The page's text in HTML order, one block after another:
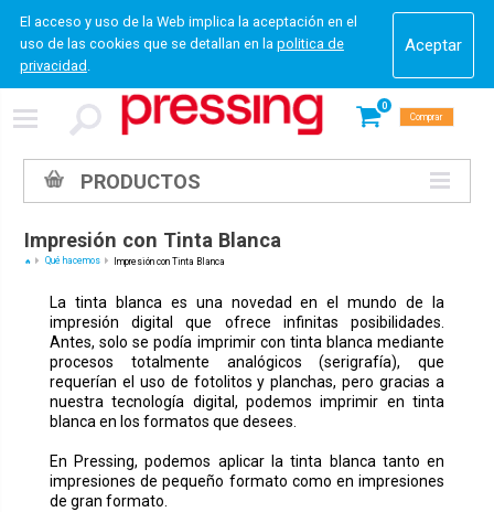
El acceso y uso de la Web implica la aceptación en el
uso de las cookies que se detallan en la politica de
privacidad .
0
Comprar
PRODUCTOS
Impresión con Tinta Blanca
Qué hacemos Impresión con Tinta Blanca
La tinta blanca es una novedad en el mundo de la
impresión digital que ofrece infinitas posibilidades.
Antes, solo se podía imprimir con tinta blanca mediante
procesos totalmente analógicos (serigrafía), que
requerían el uso de fotolitos y planchas, pero gracias a
nuestra tecnología digital, podemos imprimir en tinta
blanca en los formatos que desees.
En Pressing, podemos aplicar la tinta blanca tanto en
impresiones de pequeño formato como en impresiones
de gran formato.